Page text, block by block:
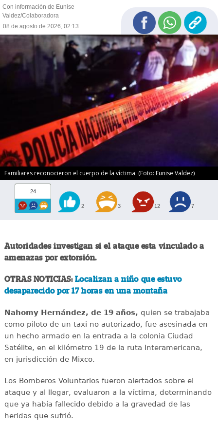
Con información de Eunise
Valdez/Colaboradora
08 de agosto de 2026, 02:13
Familiares reconocieron el cuerpo de la víctima. (Foto: Eunise Valdez)
24
2 3 12 7
Autoridades investigan si el ataque esta vinculado a
amenazas por extorsión.
OTRAS NOTICIAS: Localizan a niño que estuvo
desaparecido por 17 horas en una montaña
Nahomy Hernández, de 19 años, quien se trabajaba
como piloto de un taxi no autorizado, fue asesinada en
un hecho armado en la entrada a la colonia Ciudad
Satélite, en el kilómetro 19 de la ruta Interamericana,
en jurisdicción de Mixco.
Los Bomberos Voluntarios fueron alertados sobre el
ataque y al llegar, evaluaron a la víctima, determinando
que ya había fallecido debido a la gravedad de las
heridas que sufrió.